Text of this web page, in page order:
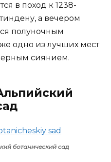
в поход к 1238-
а вечером
полуночным
одно из лучших мест
сиянием.
ботанический сад